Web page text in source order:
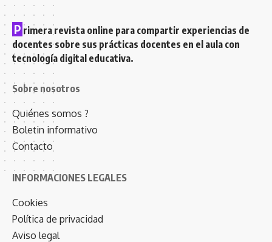
P rimera revista online para compartir experiencias de
docentes sobre sus prácticas docentes en el aula con
tecnología digital educativa.
Sobre nosotros
Quiénes somos ?
Boletin informativo
Contacto
INFORMACIONES LEGALES
Cookies
Política de privacidad
Aviso legal